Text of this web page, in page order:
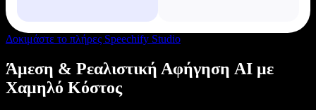
Δοκιμάστε το πλήρες Speechify Studio
Άμεση & Ρεαλιστική Αφήγηση AI με
Χαμηλό Κόστος